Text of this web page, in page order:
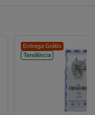
Entrega Grátis
Tendência